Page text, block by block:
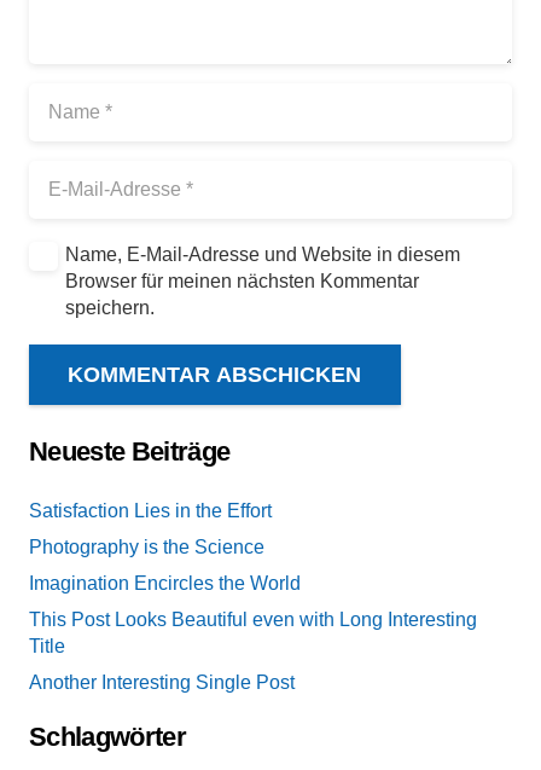
Name, E-Mail-Adresse und Website in diesem
Browser für meinen nächsten Kommentar
speichern.
KOMMENTAR ABSCHICKEN
Neueste Beiträge
Satisfaction Lies in the Effort
Photography is the Science
Imagination Encircles the World
This Post Looks Beautiful even with Long Interesting
Title
Another Interesting Single Post
Schlagwörter